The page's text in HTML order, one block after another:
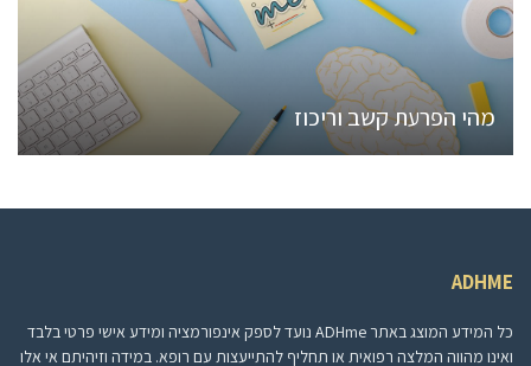
מהי הפרעת קשב וריכוז
ADHME
כל המידע המוצג באתר ADHme נועד לספק אינפורמציה ומידע אישי פרטי בלבד
ואינו מהווה המלצה רפואית או תחליף להתייעצות עם רופא. במידה וזיהיתם אי אלו